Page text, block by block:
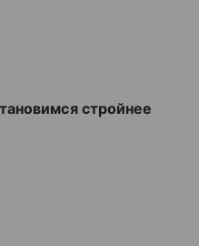
стройнее